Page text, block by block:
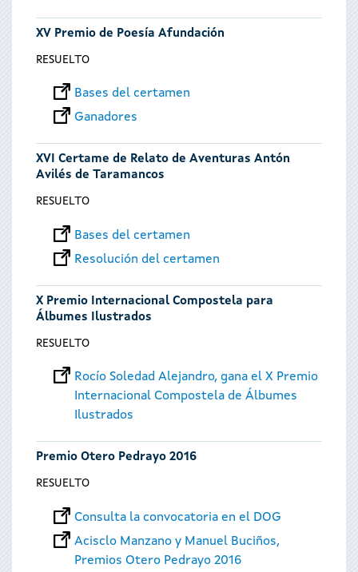
XV Premio de Poesía Afundación
RESUELTO
Bases del certamen
Ganadores
XVI Certame de Relato de Aventuras Antón
Avilés de Taramancos
RESUELTO
Bases del certamen
Resolución del certamen
X Premio Internacional Compostela para
Álbumes Ilustrados
RESUELTO
Rocío Soledad Alejandro, gana el X Premio
Internacional Compostela de Álbumes
Ilustrados
Premio Otero Pedrayo 2016
RESUELTO
Consulta la convocatoria en el DOG
Acisclo Manzano y Manuel Buciños,
Premios Otero Pedrayo 2016